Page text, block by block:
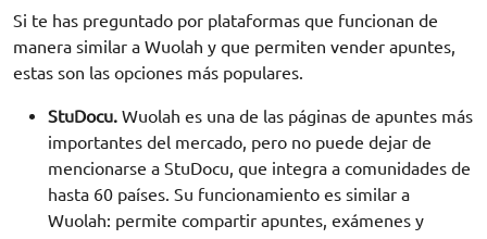
Si te has preguntado por plataformas que funcionan de
manera similar a Wuolah y que permiten vender apuntes,
estas son las opciones más populares.
StuDocu. Wuolah es una de las páginas de apuntes más
importantes del mercado, pero no puede dejar de
mencionarse a StuDocu, que integra a comunidades de
hasta 60 países. Su funcionamiento es similar a
Wuolah: permite compartir apuntes, exámenes y
Solicita información